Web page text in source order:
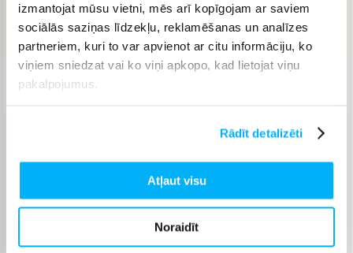
izmantojat mūsu vietni, mēs arī kopīgojam ar saviem
sociālās saziņas līdzekļu, reklamēšanas un analīzes
partneriem, kuri to var apvienot ar citu informāciju, ko
viņiem sniedzat vai ko viņi apkopo, kad lietojat viņu
pakalpojumus.
Rādīt detalizēti
Atļaut visu
Noraidīt
IELIKT GROZĀ
Piegāde: 5-9 d.d.
Augusts 14d. - Augusts 20d.
3,99 €)
Apmaksā pilnu summu skaidrā naudā piegādes brīdī.
Omniva pakomāts (3,99 €)